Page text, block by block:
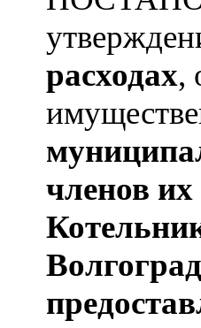
расходах,
членов их